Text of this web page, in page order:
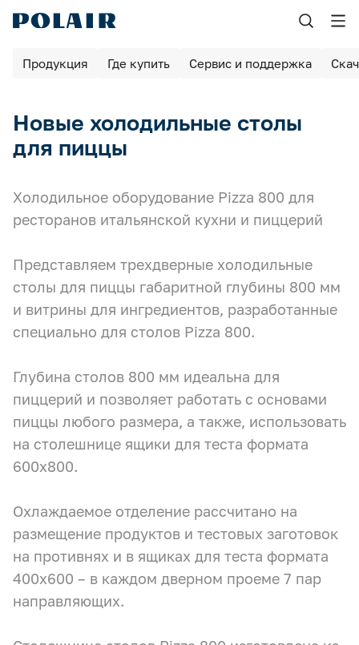
Продукция Где купить Сервис и поддержка
Новые холодильные столы
для пиццы
Холодильное оборудование Pizza 800 для
ресторанов итальянской кухни и пиццерий
Представляем трехдверные холодильные
столы для пиццы габаритной глубины 800 мм
и витрины для ингредиентов, разработанные
специально для столов Pizza 800.
Глубина столов 800 мм идеальна для
пиццерий и позволяет работать с основами
пиццы любого размера, а также, использовать
на столешнице ящики для теста формата
600x800.
Охлаждаемое отделение рассчитано на
размещение продуктов и тестовых заготовок
на противнях и в ящиках для теста формата
400х600 – в каждом дверном проеме 7 пар
направляющих.
Назад
Продукция
Шкафы для вызревания
Барные столы / шкафы
Столы холодильные
Машины холодильные
Термоконтейнеры FoodLine
Решения для Вашего Dark Store
Назад
Сервис и поддержка
Найдите авторизованные сервисные центры
Выберите ближайший АСЦ, чтобы обслуживать оборудование по
гарантии
Контакты сервисной службы
Связаться с нами можно по телефону или электронной почте
Сообщите о неисправности оборудования
Заполните форму, чтобы воспользоваться гарантийным
обслуживанием
Smart Serviсe
Единый доступ по QR-коду ко всей информации об изделии